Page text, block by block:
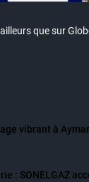
que sur
vibrant à
: SONELGAZ